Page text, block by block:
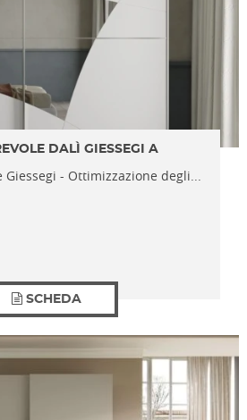
DALÌ GIESSEGI A
Giessegi - Ottimizzazione degli...
SCHEDA